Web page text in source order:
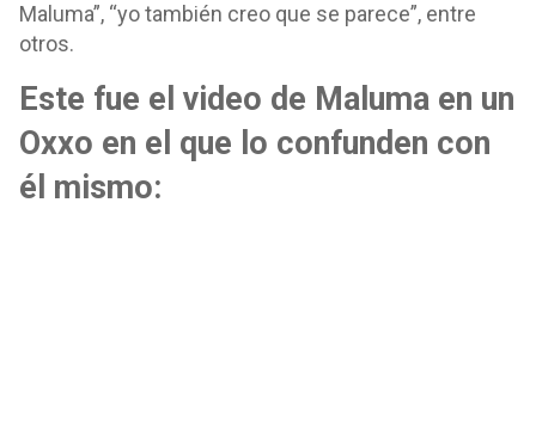
Maluma”, “yo también creo que se parece”, entre
otros.
Este fue el video de Maluma en un
Oxxo en el que lo confunden con
él mismo: